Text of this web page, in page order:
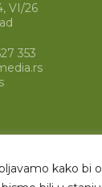
kako bi
VI/26
353